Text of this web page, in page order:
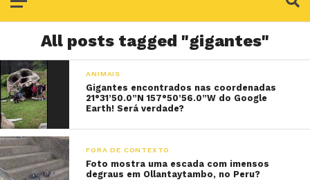
All posts tagged "gigantes"
ANIMAIS
Gigantes encontrados nas coordenadas
21°31’50.0”N 157°50’56.0”W do Google
Earth! Será verdade?
FORA DE CONTEXTO
Foto mostra uma escada com imensos
degraus em Ollantaytambo, no Peru?